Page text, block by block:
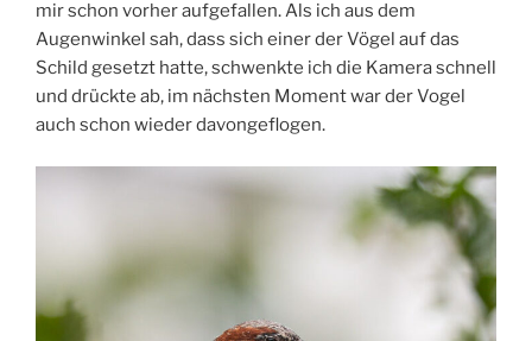
mir schon vorher aufgefallen. Als ich aus dem
Augenwinkel sah, dass sich einer der Vögel auf das
Schild gesetzt hatte, schwenkte ich die Kamera schnell
und drückte ab, im nächsten Moment war der Vogel
auch schon wieder davongeflogen.